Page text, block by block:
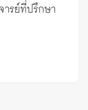
ารย์ที่ปรึกษา